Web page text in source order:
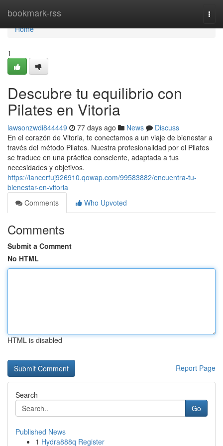
bookmark-rss
Home
Home
1
Descubre tu equilibrio con
Pilates en Vitoria
lawsonzwdi844449 77 days ago News
Discuss
En el corazón de Vitoria, te conectamos a un viaje de bienestar a
través del método Pilates. Nuestra profesionalidad por el Pilates
se traduce en una práctica consciente, adaptada a tus
necesidades y objetivos.
https://lancerfuj926910.qowap.com/99583882/encuentra-tu-
bienestar-en-vitoria
Comments
Who Upvoted
Comments
Submit a Comment
No HTML
HTML is disabled
Report Page
Search
Go
Published News
1 Hydra888q Register